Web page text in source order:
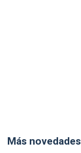
Más novedades